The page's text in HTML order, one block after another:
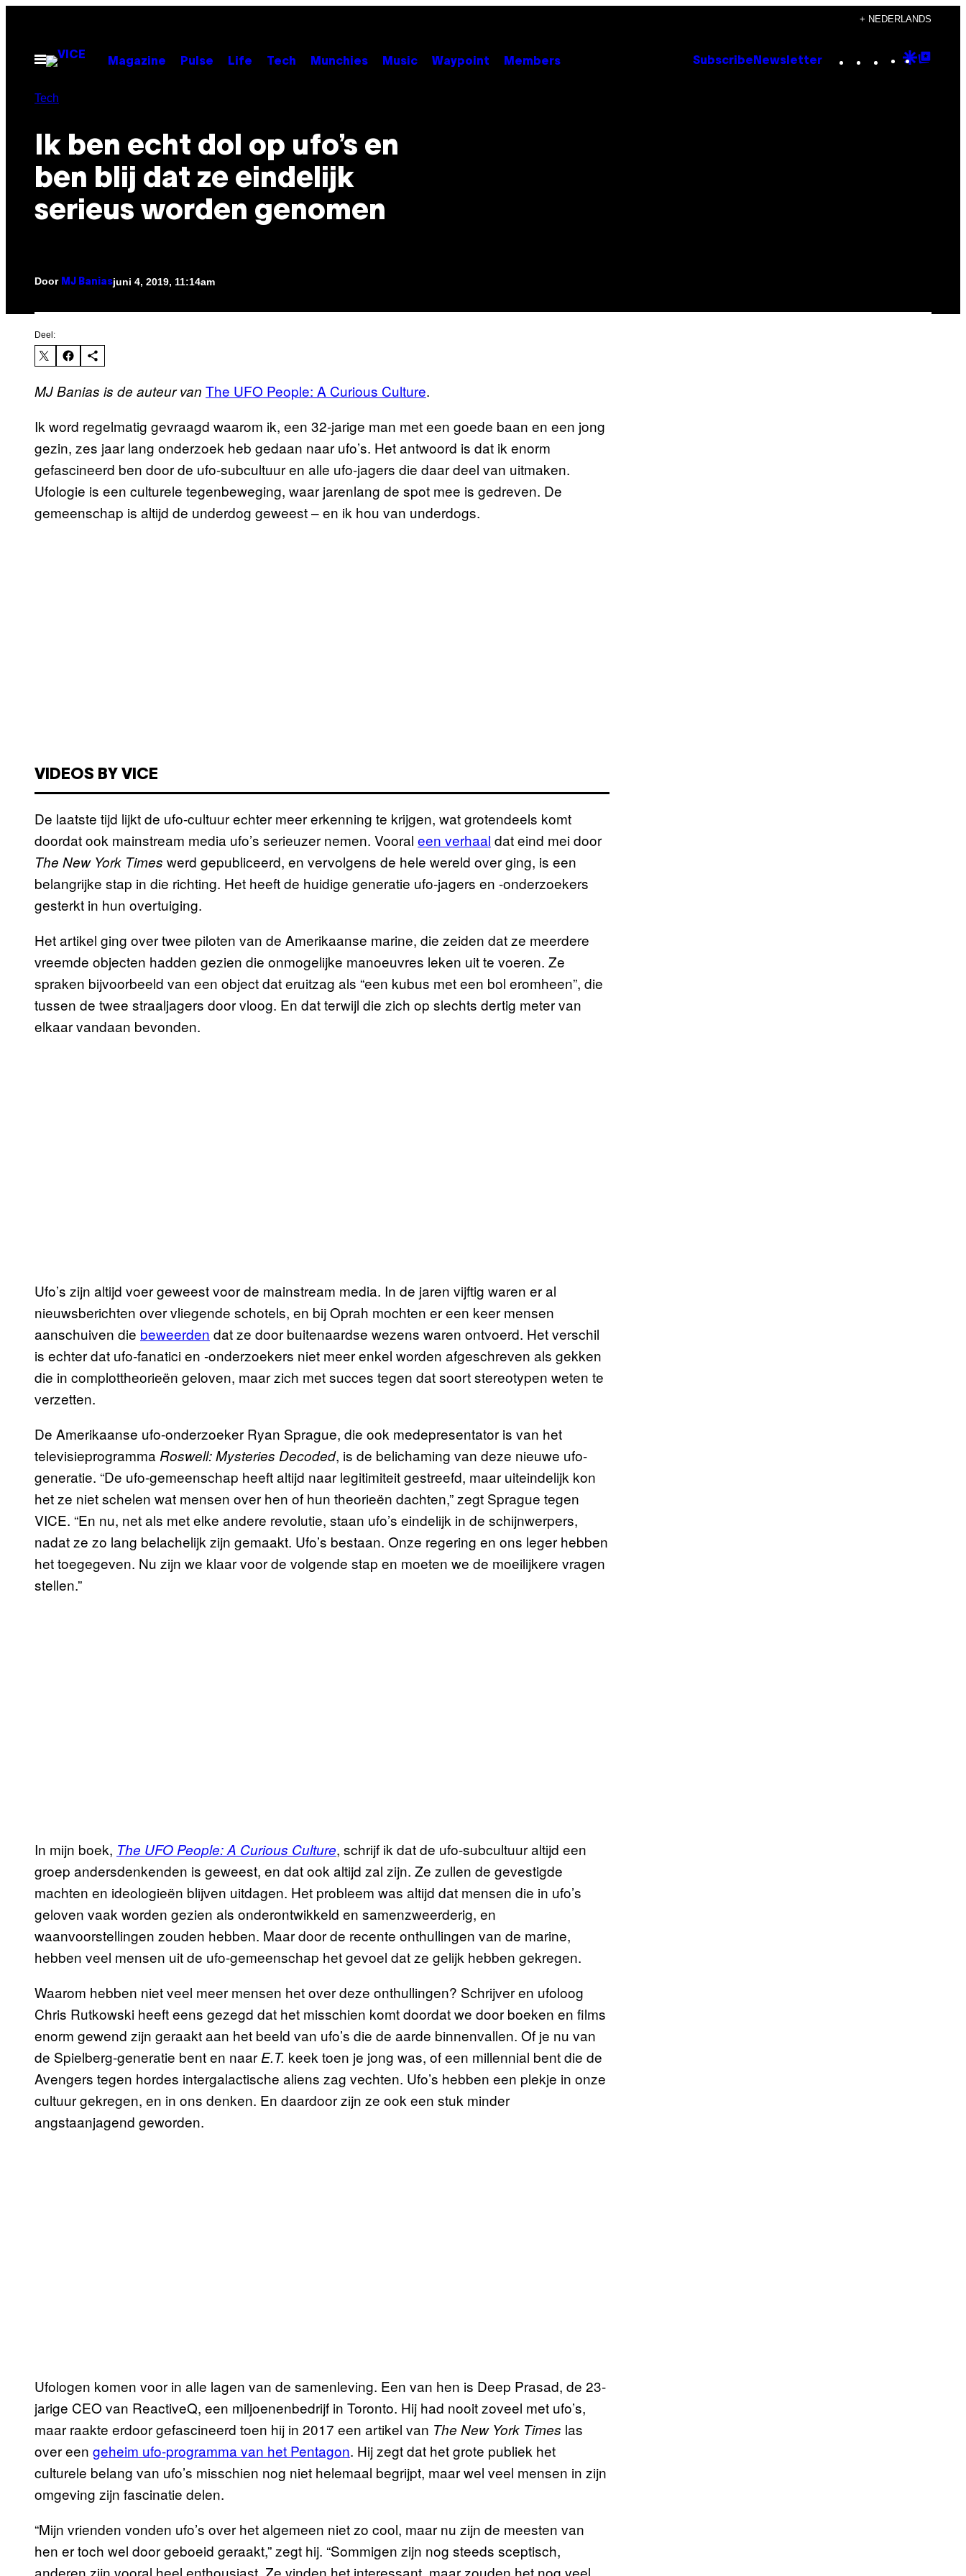
+ NEDERLANDS
Open
menu
Magazine Pulse Life Tech Munchies Music Waypoint Members Subscribe Newsletter Instagram
TikTok
YouTube
Google
Tech
Ik ben echt dol op ufo’s en
ben blij dat ze eindelijk
serieus worden genomen
Door MJ Baniasjuni 4, 2019, 11:14am
Deel:
MJ Banias is de auteur van The UFO People: A Curious Culture.
Ik word regelmatig gevraagd waarom ik, een 32-jarige man met een goede baan en een jong
gezin, zes jaar lang onderzoek heb gedaan naar ufo’s. Het antwoord is dat ik enorm
gefascineerd ben door de ufo-subcultuur en alle ufo-jagers die daar deel van uitmaken.
Ufologie is een culturele tegenbeweging, waar jarenlang de spot mee is gedreven. De
gemeenschap is altijd de underdog geweest – en ik hou van underdogs.
VIDEOS BY VICE
De laatste tijd lijkt de ufo-cultuur echter meer erkenning te krijgen, wat grotendeels komt
doordat ook mainstream media ufo’s serieuzer nemen. Vooral een verhaal dat eind mei door
The New York Times werd gepubliceerd, en vervolgens de hele wereld over ging, is een
belangrijke stap in die richting. Het heeft de huidige generatie ufo-jagers en -onderzoekers
gesterkt in hun overtuiging.
Het artikel ging over twee piloten van de Amerikaanse marine, die zeiden dat ze meerdere
vreemde objecten hadden gezien die onmogelijke manoeuvres leken uit te voeren. Ze
spraken bijvoorbeeld van een object dat eruitzag als “een kubus met een bol eromheen”, die
tussen de twee straaljagers door vloog. En dat terwijl die zich op slechts dertig meter van
elkaar vandaan bevonden.
Ufo’s zijn altijd voer geweest voor de mainstream media. In de jaren vijftig waren er al
nieuwsberichten over vliegende schotels, en bij Oprah mochten er een keer mensen
aanschuiven die beweerden dat ze door buitenaardse wezens waren ontvoerd. Het verschil
is echter dat ufo-fanatici en -onderzoekers niet meer enkel worden afgeschreven als gekken
die in complottheorieën geloven, maar zich met succes tegen dat soort stereotypen weten te
verzetten.
De Amerikaanse ufo-onderzoeker Ryan Sprague, die ook medepresentator is van het
televisieprogramma Roswell: Mysteries Decoded, is de belichaming van deze nieuwe ufo-
generatie. “De ufo-gemeenschap heeft altijd naar legitimiteit gestreefd, maar uiteindelijk kon
het ze niet schelen wat mensen over hen of hun theorieën dachten,” zegt Sprague tegen
VICE. “En nu, net als met elke andere revolutie, staan ufo’s eindelijk in de schijnwerpers,
nadat ze zo lang belachelijk zijn gemaakt. Ufo’s bestaan. Onze regering en ons leger hebben
het toegegeven. Nu zijn we klaar voor de volgende stap en moeten we de moeilijkere vragen
stellen.”
In mijn boek, The UFO People: A Curious Culture, schrijf ik dat de ufo-subcultuur altijd een
groep andersdenkenden is geweest, en dat ook altijd zal zijn. Ze zullen de gevestigde
machten en ideologieën blijven uitdagen. Het probleem was altijd dat mensen die in ufo’s
geloven vaak worden gezien als onderontwikkeld en samenzweerderig, en
waanvoorstellingen zouden hebben. Maar door de recente onthullingen van de marine,
hebben veel mensen uit de ufo-gemeenschap het gevoel dat ze gelijk hebben gekregen.
Waarom hebben niet veel meer mensen het over deze onthullingen? Schrijver en ufoloog
Chris Rutkowski heeft eens gezegd dat het misschien komt doordat we door boeken en films
enorm gewend zijn geraakt aan het beeld van ufo’s die de aarde binnenvallen. Of je nu van
de Spielberg-generatie bent en naar E.T. keek toen je jong was, of een millennial bent die de
Avengers tegen hordes intergalactische aliens zag vechten. Ufo’s hebben een plekje in onze
cultuur gekregen, en in ons denken. En daardoor zijn ze ook een stuk minder
angstaanjagend geworden.
Ufologen komen voor in alle lagen van de samenleving. Een van hen is Deep Prasad, de 23-
jarige CEO van ReactiveQ, een miljoenenbedrijf in Toronto. Hij had nooit zoveel met ufo’s,
maar raakte erdoor gefascineerd toen hij in 2017 een artikel van The New York Times las
over een geheim ufo-programma van het Pentagon. Hij zegt dat het grote publiek het
culturele belang van ufo’s misschien nog niet helemaal begrijpt, maar wel veel mensen in zijn
omgeving zijn fascinatie delen.
“Mijn vrienden vonden ufo’s over het algemeen niet zo cool, maar nu zijn de meesten van
hen er toch wel door geboeid geraakt,” zegt hij. “Sommigen zijn nog steeds sceptisch,
anderen zijn vooral heel enthousiast. Ze vinden het interessant, maar zouden het nog veel